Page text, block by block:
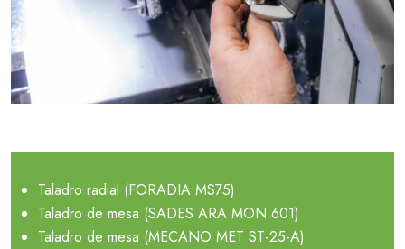
Taladro radial (FORADIA MS75)
Taladro de mesa (SADES ARA MON 601)
Taladro de mesa (MECANO MET ST-25-A)